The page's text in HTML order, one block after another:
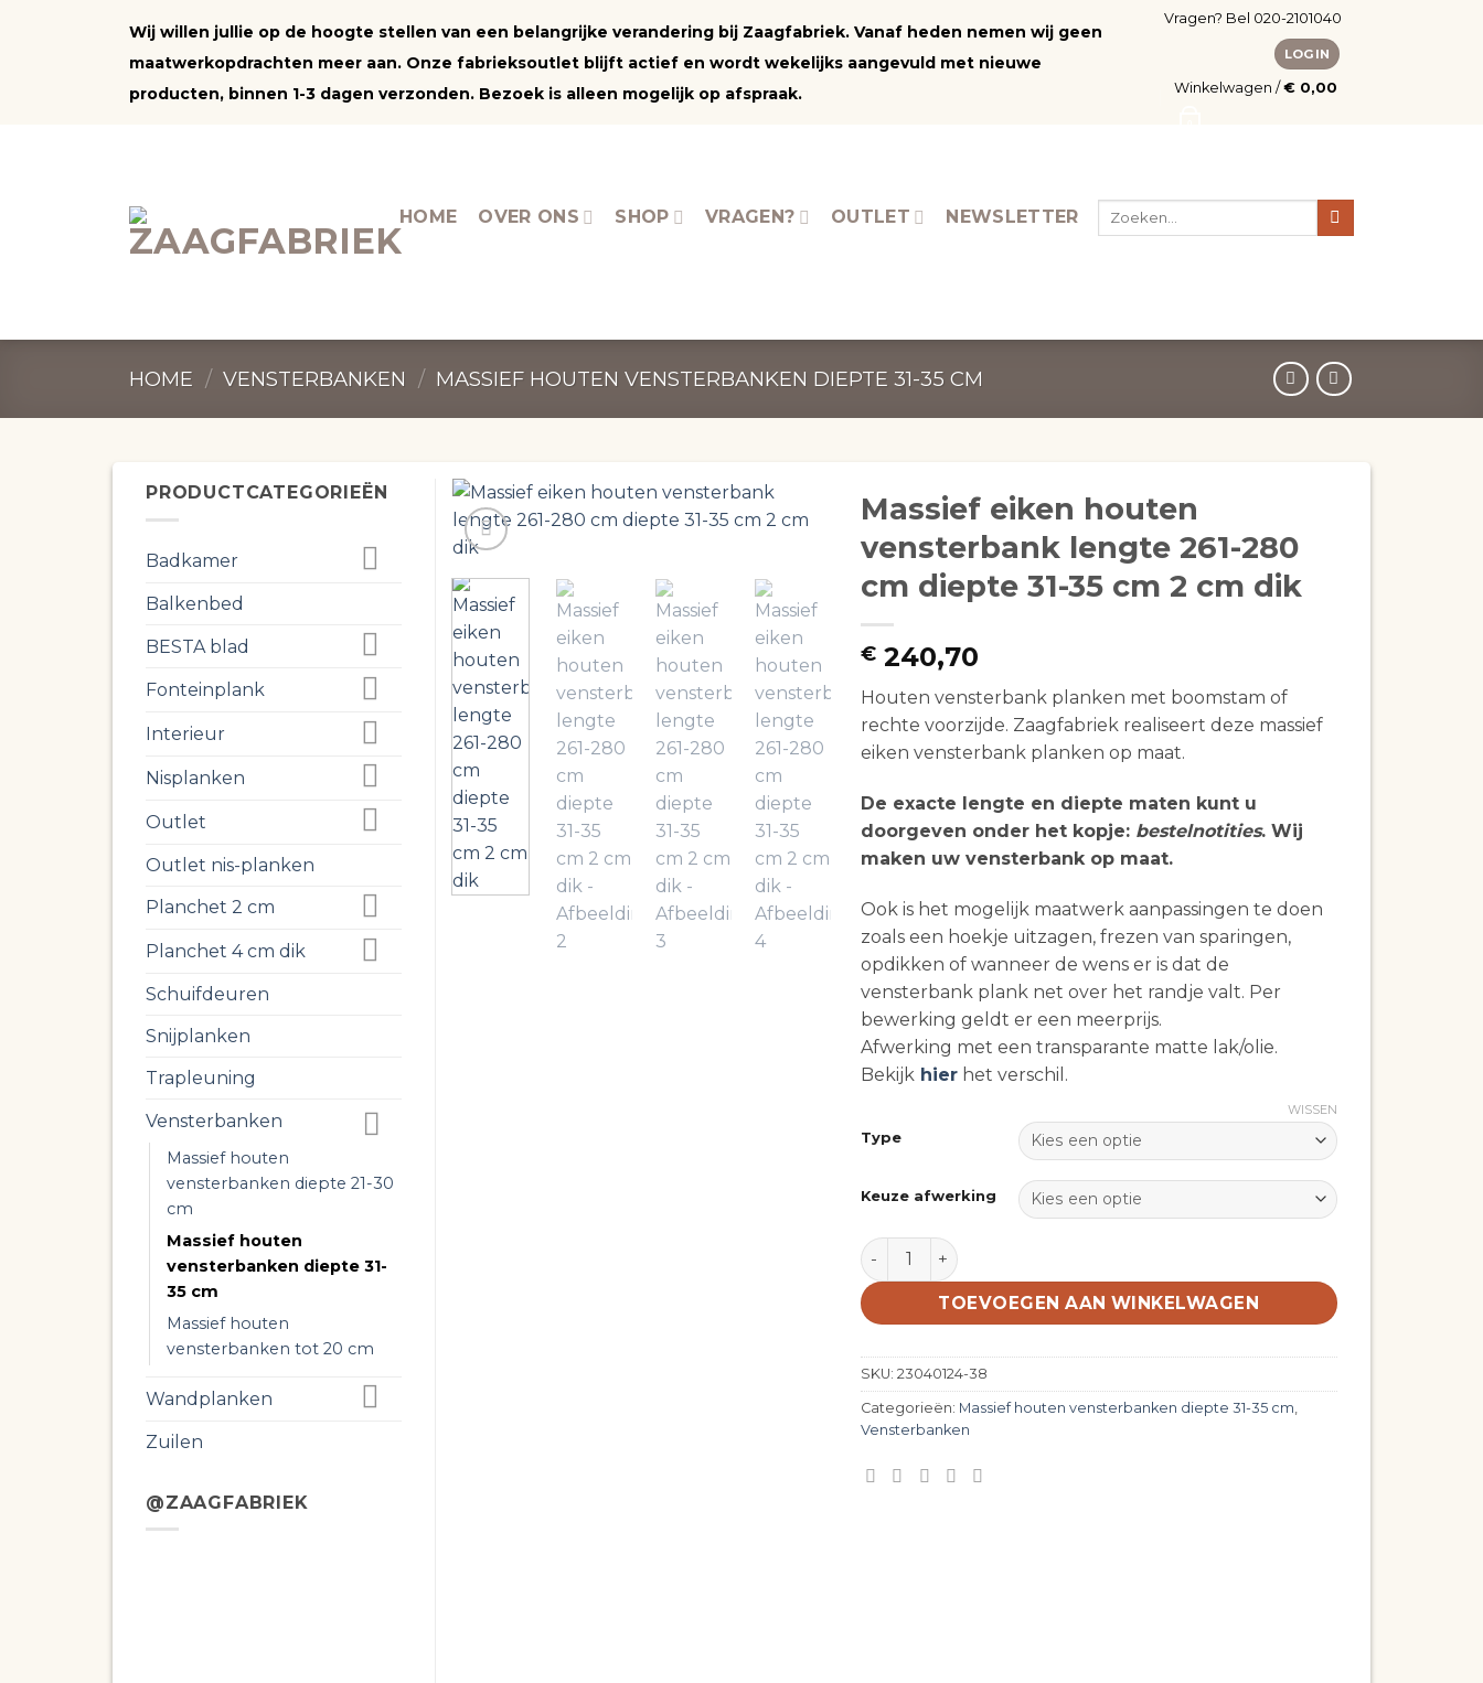
Wij willen jullie op de hoogte stellen van een belangrijke verandering bij Zaagfabriek. Vanaf heden nemen wij geen
maatwerkopdrachten meer aan. Onze fabrieksoutlet blijft actief en wordt wekelijks aangevuld met nieuwe
producten, binnen 1-3 dagen verzonden. Bezoek is alleen mogelijk op afspraak.
Vragen? Bel 020-2101040
LOGIN
Winkelwagen /€ 0,00
HOME OVER ONS SHOP VRAGEN? OUTLET NEWSLETTER
Zoeken
HOME / VENSTERBANKEN / MASSIEF HOUTEN VENSTERBANKEN DIEPTE 31-35 CM
Massief eiken houten
vensterbank lengte 261-280
cm diepte 31-35 cm 2 cm dik
€240,70
Houten vensterbank planken met boomstam of
rechte voorzijde. Zaagfabriek realiseert deze massief
eiken vensterbank planken op maat.
De exacte lengte en diepte maten kunt u
doorgeven onder het kopje:bestelnotities. Wij
maken uw vensterbank op maat.
Ook is het mogelijk maatwerk aanpassingen te doen
zoals een hoekje uitzagen, frezen van sparingen,
opdikken of wanneer de wens er is dat de
vensterbank plank net over het randje valt. Per
bewerking geldt er een meerprijs.
Afwerking met een transparante matte lak/olie.
Bekijk hierhet verschil.
Type
Keuze afwerking
WISSEN
Massief eiken houten vensterbank lengte 261-280 cm diepte 31-35 cm
TOEVOEGEN AAN WINKELWAGEN
SKU: 23040124-38
Categorieën: Massief houten vensterbanken diepte 31-35 cm
Vensterbanken
PRODUCTCATEGORIEËN
Badkamer
Balkenbed
BESTA blad
Fonteinplank
Interieur
Nisplanken
Outlet
Outlet nis-planken
Planchet 2 cm
Planchet 4 cm dik
Schuifdeuren
Snijplanken
Trapleuning
Vensterbanken
Massief houten
vensterbanken diepte 21-30
cm
Massief houten
vensterbanken diepte 31-
35 cm
Massief houten
vensterbanken tot 20 cm
Wandplanken
Zuilen
@ZAAGFABRIEK